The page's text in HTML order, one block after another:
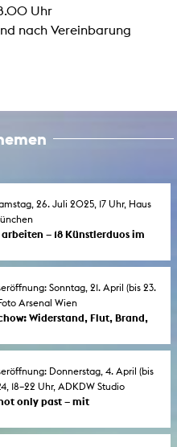
Uhr
nach Vereinbarung
26. Juli 2025, 17 Uhr, Haus
– 18 Künstlerduos im
die ihre Werke und
Hörner/Antlfinger
Storytelling) dabei.
Sonntag, 21. April (bis 23.
Arsenal Wien
Widerstand, Flut, Brand,
der KHM-Professorin für
Donnerstag, 4. April (bis
18–22 Uhr, ADKDW Studio
only past – mit
für "Multispecies